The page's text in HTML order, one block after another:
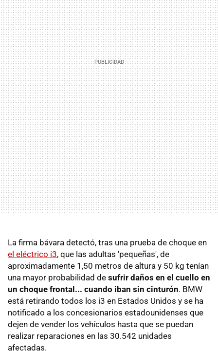
La firma bávara detectó, tras una prueba de choque en
el eléctrico i3, que las adultas 'pequeñas', de
aproximadamente 1,50 metros de altura y 50 kg tenían
una mayor probabilidad de sufrir daños en el cuello en
un choque frontal... cuando iban sin cinturón. BMW
está retirando todos los i3 en Estados Unidos y se ha
notificado a los concesionarios estadounidenses que
dejen de vender los vehículos hasta que se puedan
realizar reparaciones en las 30.542 unidades
afectadas.